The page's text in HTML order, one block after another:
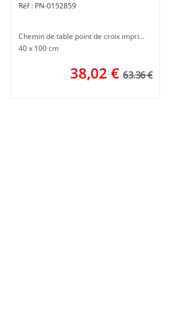
PN-0152859
Chemin de table point de croix imprimé
40 x 100 cm
38,02 € 63.36 €